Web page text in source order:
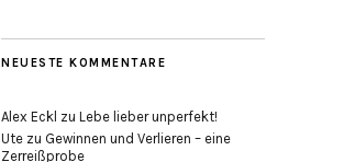
NEUESTE KOMMENTARE
Alex Eckl zu Lebe lieber unperfekt!
Ute zu Gewinnen und Verlieren – eine
Zerreißprobe